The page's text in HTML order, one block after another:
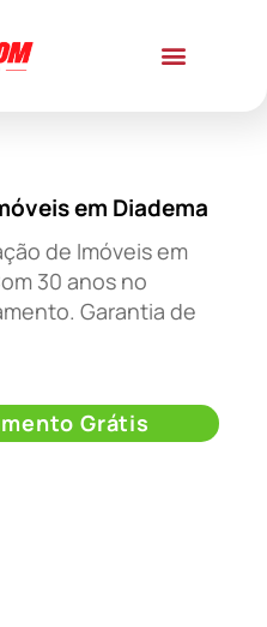
em Diadema
de Imóveis em
30 anos no
Garantia de
Grátis